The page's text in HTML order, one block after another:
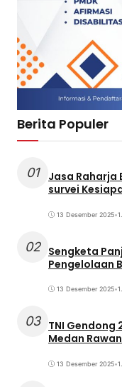
Berita Populer
01
Jasa Raharja
survei
13 Desember 2025•
02 Sengketa
Pengelolaan
13 Desember 2025•
03 TNI Gendong
Medan
13 Desember 2025•